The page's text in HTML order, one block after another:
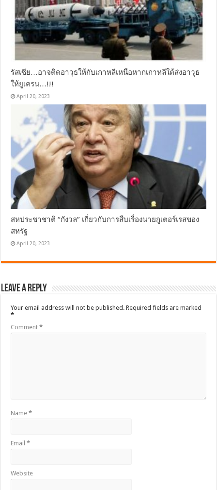
รัสเซีย…อาจติดอาวุธให้กับเกาหลีเหนือหากเกาหลีใต้ส่งอาวุธ
ให้ยูเครน…!!!
April 20, 2023
สหประชาชาติ “กังวล” เกี่ยวกับการสืบเรื่องนายกูเตอร์เรสของ
สหรัฐ
April 20, 2023
Leave a Reply
Your email address will not be published. Required fields are marked
*
Comment*
Name*
Email*
Website